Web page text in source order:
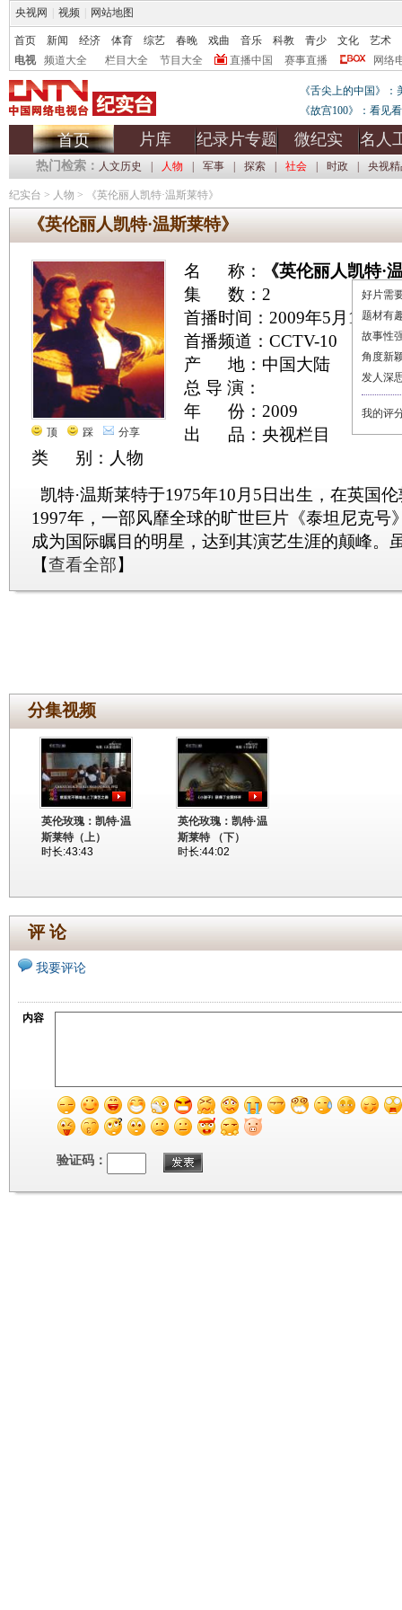
央视网 视频 网站地图
首页 新闻 经济 体育 综艺 春晚 戏曲 音乐 科教 青少 文化
艺术
电视
频道大全 栏目大全 节目大全 直播中国 赛事直播 网络
《舌尖上的中国》
《故宫100》：看见
首页 片库 纪录片专题 微纪实 名人
热门检索： 人文历史 人物 军事 探索 社会 时政 央视
纪实台 > 人物 > 《英伦丽人凯特·温斯莱特》
《英伦丽人凯特·温斯莱特》
顶 踩 分享
名 称：
《英伦丽人凯特·
集 数：2
首播时间：2009年5月11日
首播频道：CCTV-10
产 地：中国大陆
总 导 演：
年 份：2009
出 品：央视栏目
类 别：人物
凯特·温斯莱特于1975年10月5日出生，在英国
1997年，一部风靡全球的旷世巨片《泰坦尼克号
成为国际瞩目的明星，达到其演艺生涯的颠峰。
【查看全部】
好片需
题材有
故事性
角度新
发人深
我的评
分集视频
英伦玫瑰：凯特·温
斯莱特（上）
时长:43:43
英伦玫瑰：凯特·温
斯莱特 （下）
时长:44:02
评 论
我要评论
内容
验证码：